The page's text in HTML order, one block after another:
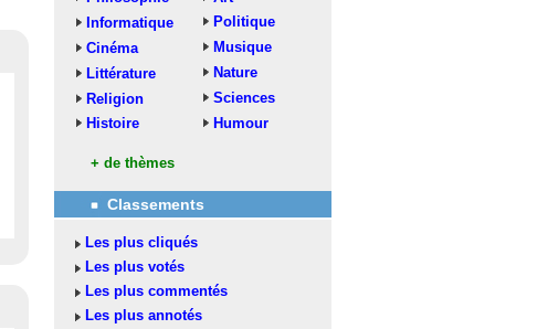
Informatique
Cinéma
Littérature
Religion
Histoire
Politique
Musique
Nature
Sciences
Humour
+ de thèmes
Classements
Les plus cliqués
Les plus votés
Les plus commentés
Les plus annotés